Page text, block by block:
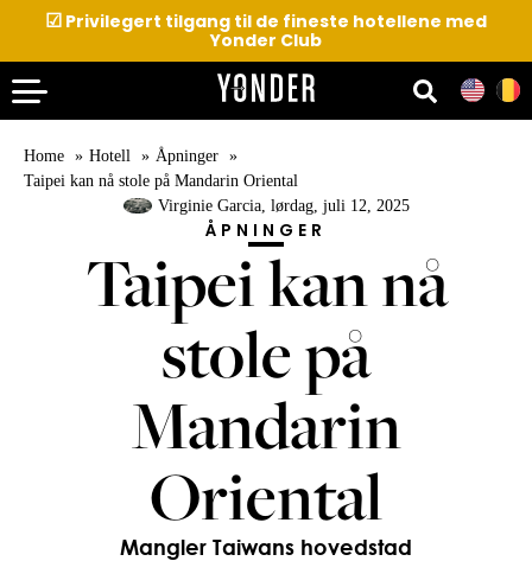
☑ Privilegert tilgang til de fineste hotellene med
Yonder Club
Home Hotell
Åpninger
Taipei kan nå stole på Mandarin Oriental
Virginie Garcia, lørdag, juli 12, 2025
ÅPNINGER
Taipei kan nå
stole på
Mandarin
Oriental
Mangler Taiwans hovedstad